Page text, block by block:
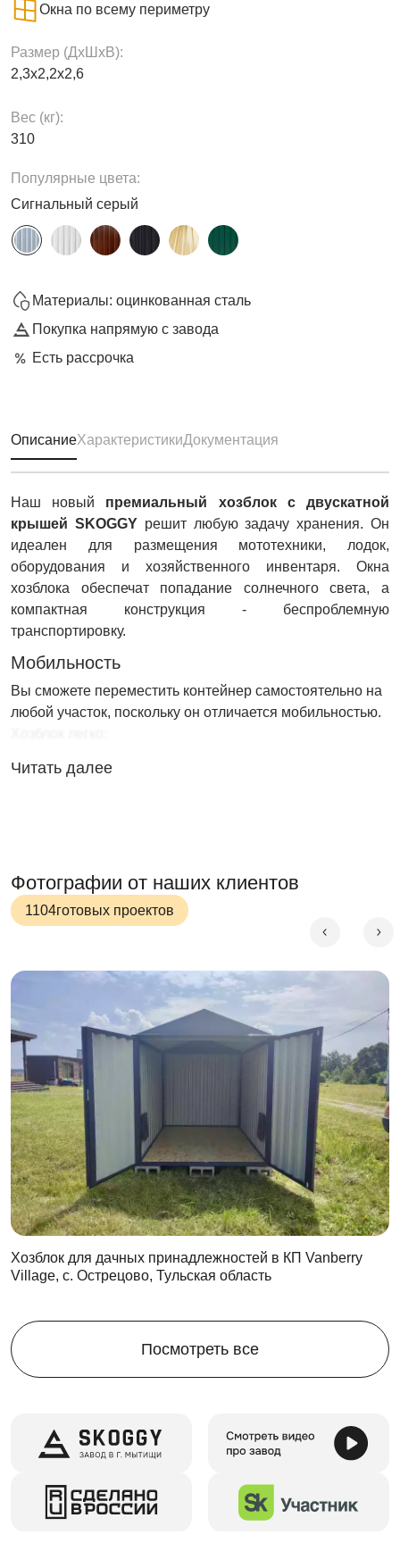
Окна по всему периметру
Размер (ДxШxВ):
2,3х2,2х2,6
Вес (кг):
310
Популярные цвета:
Сигнальный серый
Материалы: оцинкованная сталь
Покупка напрямую с завода
Есть рассрочка
ОписаниеХарактеристикиДокументация
Наш новый премиальный хозблок с двускатной
крышей SKOGGYрешит любую задачу хранения. Он
идеален для размещения мототехники, лодок,
оборудования и хозяйственного инвентаря. Окна
хозблока обеспечат попадание солнечного света, а
компактная конструкция - беспроблемную
транспортировку.
Мобильность
Вы сможете переместить контейнер самостоятельно на
любой участок, поскольку он отличается мобильностью.
быстро собрать;
специальную технику и нести дополнительные расходы.
Процесс сборки-разборки
инструментов. Не потребуется помощь бригады
Просто закрепите детали на саморезы, и хозблок
будет готов уже через два часа!
Установка хозблока не требует подготовки. Не
нужно закладывать фундамент. Все, что вам
потребуется – шуруповерт и помощь напарника.
Цикличность эксплуатации
Одно из главных преимуществ хозблока – в
цикличности его эксплуатации. Вы всегда сможете
использовать его повторно.
Соберите хозблок на новом участке, чтобы
переоборудовать его в склад или гараж.
Даже через 40 лет регулярной эксплуатации хозблок
Где угодно и для чего угодно
Хозблок SKOGGY пригодится на любом участке:
на производственной площадке
на складе
в вахтовом поселке и т.д.
Мы предлагаем использовать его для хранения любого
Читать далее
Фотографии от наших клиентов
1104готовых проектов
Хозблок для дачных принадлежностей в КП Vanberry
Village, с. Острецово, Тульская область
Посмотреть все